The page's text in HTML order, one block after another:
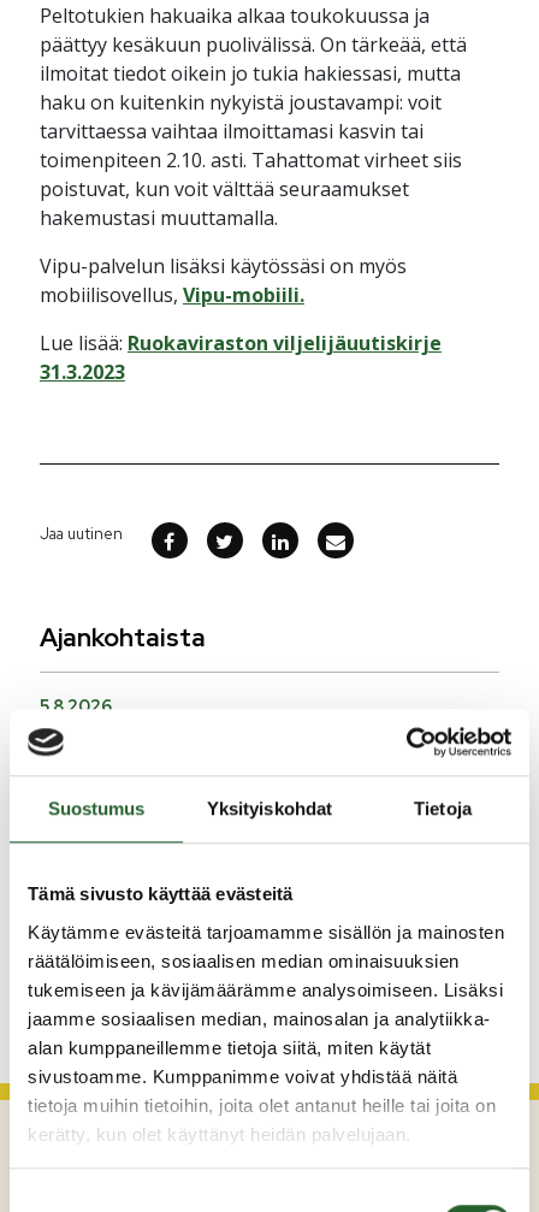
Suostumus Yksityiskohdat Tietoja
Tämä sivusto käyttää evästeitä
Käytämme evästeitä tarjoamamme sisällön ja mainosten
räätälöimiseen, sosiaalisen median ominaisuuksien
tukemiseen ja kävijämäärämme analysoimiseen. Lisäksi
jaamme sosiaalisen median, mainosalan ja analytiikka-
alan kumppaneillemme tietoja siitä, miten käytät
sivustoamme. Kumppanimme voivat yhdistää näitä
tietoja muihin tietoihin, joita olet antanut heille tai joita on
kerätty, kun olet käyttänyt heidän palvelujaan.
Peltotukien hakuaika alkaa toukokuussa ja
päättyy kesäkuun puolivälissä. On tärkeää, että
ilmoitat tiedot oikein jo tukia hakiessasi, mutta
haku on kuitenkin nykyistä joustavampi: voit
tarvittaessa vaihtaa ilmoittamasi kasvin tai
toimenpiteen 2.10. asti. Tahattomat virheet siis
poistuvat, kun voit välttää seuraamukset
hakemustasi muuttamalla.
Vipu-palvelun lisäksi käytössäsi on myös
mobiilisovellus, Vipu-mobiili.
Lue lisää: Ruokaviraston viljelijäuutiskirje
31.3.2023
Jaa uutinen
Ajankohtaista
5.8.2026
Monitoimitalon kirjasto menee kiinni
perjantaina klo 12.00
3.8.2026
Henkilömuutoksia maaseutuhallinnossa
29.7.2026
Asfaltointityöt taajamassa myöhästyvät
KATSO KAIKKI